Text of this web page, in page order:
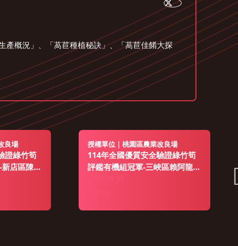
產概況」、「萵苣種植秘訣」、「萵苣佳餚大探
良場
證綠竹筍
店區陳能
授權單位｜桃園區農業改良場
114年全國優質安全驗證綠竹筍
評鑑有機組冠軍-三峽區賴阿龍農